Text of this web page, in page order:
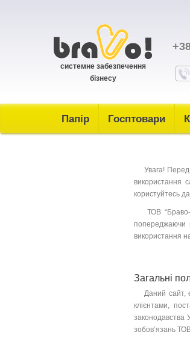
системне забезпечення
бізнесу
Папір Госптовари
Увага! Перед
використання
користуйтесь
ТОВ “Браво-
попереджаючи
використання
Загальні
Даний сайт, є
клієнтами,
законодавства
зобов’язань